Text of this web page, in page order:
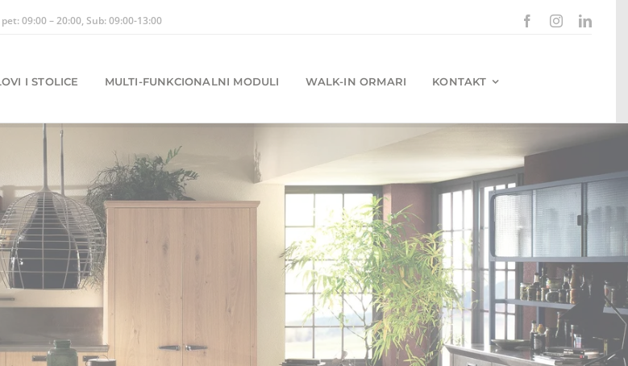
pet: 09:00 – 20:00, Sub: 09:00-13:00
I STOLICE MULTI-FUNKCIONALNI MODULI WALK-IN ORMARI KONTAKT